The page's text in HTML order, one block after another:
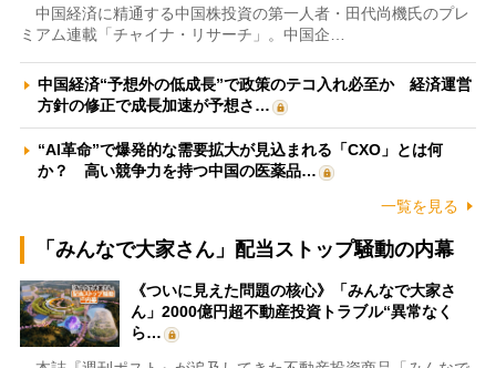
中国経済に精通する中国株投資の第一人者・田代尚機氏のプレ
ミアム連載「チャイナ・リサーチ」。中国企…
中国経済“予想外の低成長”で政策のテコ入れ必至か 経済運営
方針の修正で成長加速が予想さ…
“AI革命”で爆発的な需要拡大が見込まれる「CXO」とは何
か？ 高い競争力を持つ中国の医薬品…
一覧を見る
「みんなで大家さん」配当ストップ騒動の内幕
《ついに見えた問題の核心》「みんなで大家さ
ん」2000億円超不動産投資トラブル“異常なく
ら…